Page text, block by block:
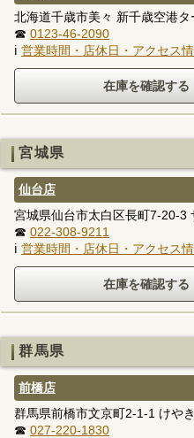
北海道千歳市美々 新千歳空港
☎ 0123-46-2090
ℹ 営業時間・店休日・アクセス
宮城県
仙台店
宮城県仙台市太白区長町7-20-3
☎ 022-308-9211
ℹ 営業時間・店休日・アクセス
群馬県
前橋店
群馬県前橋市文京町2-1-1 けや
☎ 027-220-1830